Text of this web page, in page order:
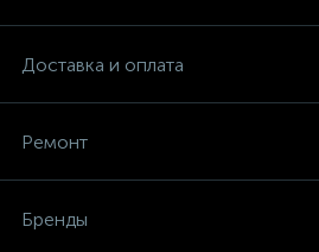
Доставка и оплата
Ремонт
Бренды